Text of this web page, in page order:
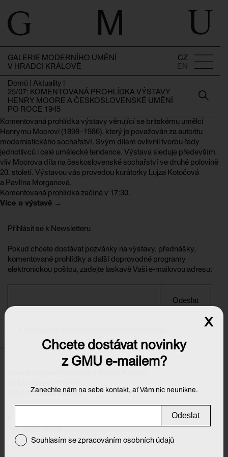
GALERIE MODERNÍHO UMĚNÍ
V HRADCI KRÁLOVÉ
CZ
EN
Domů | Aktuality |
25/07: KOMENTOVANÁ PROHLÍDKA VÝSTAVY
HENRY MOORE A ČESKOSLOVENSKÉ UMĚNÍ
PO ROCE 1945
Komentovaná prohlídka výstavy věnující se britskému umělci
Henrymu Moorovi (1898–1986), který je považován za autoritu
modernistického sochařství. Svým dílem ovlivnil tvorbu řady
jednotlivců i celé umělecké tendence. Výstava sleduje především
vliv Moorova díla na československé sochařství ve druhé polovině
20. století. Výstavou vás provedou kurátorky Lujza Kotočová
a Pavlína Morganová.
Komentovaná prohlídka začíná v 17:30.
Více o výstavě →
Přihlásit se k Newsletteru
Pokud chcete dostávat pozvánky na výstavy, přednášky,
komentované prohlídky a další doprovodné programy
elektronickou poštou, zadejte laskavě Vaši e-mailovou adresu:
Odeslat
500 03 Hradec Králové
Tel.: 495 512 538
Chcete dostávat novinky
z GMU e-mailem?
Zanechte nám na sebe kontakt, ať Vám nic neunikne.
Odeslat
Souhlasím se zpracováním osobních údajů
x